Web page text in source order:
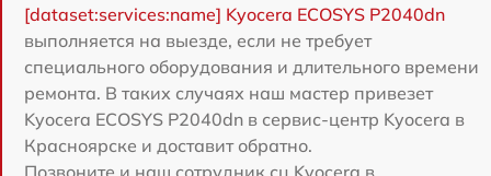
[dataset:services:name] Kyocera ECOSYS P2040dn
выполняется на выезде, если не требует
специального оборудования и длительного времени
ремонта. В таких случаях наш мастер привезет
Kyocera ECOSYS P2040dn в сервис-центр Kyocera в
Красноярске и доставит обратно.
Позвоните и наш сотрудник сц Kyocera в